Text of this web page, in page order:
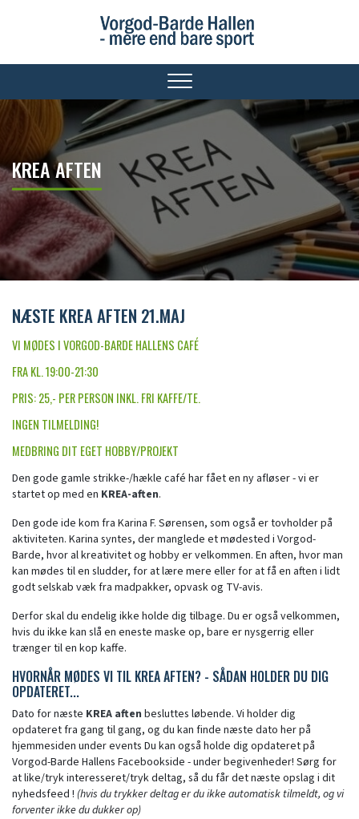
KREA AFTEN
NÆSTE KREA AFTEN 21.MAJ
VI MØDES I VORGOD-BARDE HALLENS CAFÉ
FRA KL. 19:00-21:30
PRIS: 25,- PER PERSON INKL. FRI KAFFE/TE.
INGEN TILMELDING!
MEDBRING DIT EGET HOBBY/PROJEKT
Den gode gamle strikke-/hækle café har fået en ny afløser - vi er
startet op med en KREA-aften.
Den gode ide kom fra Karina F. Sørensen, som også er tovholder på
aktiviteten. Karina syntes, der manglede et mødested i Vorgod-
Barde, hvor al kreativitet og hobby er velkommen. En aften, hvor man
kan mødes til en sludder, for at lære mere eller for at få en aften i lidt
godt selskab væk fra madpakker, opvask og TV-avis.
Derfor skal du endelig ikke holde dig tilbage. Du er også velkommen,
hvis du ikke kan slå en eneste maske op, bare er nysgerrig eller
trænger til en kop kaffe.
HVORNÅR MØDES VI TIL KREA AFTEN? - SÅDAN HOLDER DU DIG
OPDATERET...
Dato for næste KREA aften besluttes løbende. Vi holder dig
opdateret fra gang til gang, og du kan finde næste dato her på
hjemmesiden under events Du kan også holde dig opdateret på
Vorgod-Barde Hallens Facebookside - under begivenheder! Sørg for
at like/tryk interesseret/tryk deltag, så du får det næste opslag i dit
nyhedsfeed ! (hvis du trykker deltag er du ikke automatisk tilmeldt, og vi
forventer ikke du dukker op)